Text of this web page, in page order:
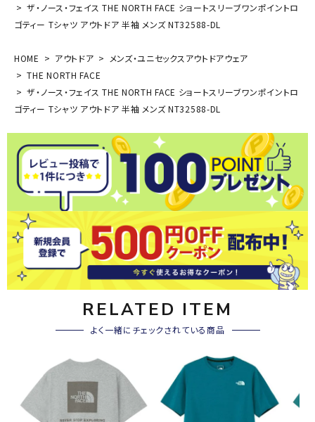
ザ・ノース・フェイス THE NORTH FACE ショートスリーブワンポイントロ
ゴティー Tシャツ アウトドア 半袖 メンズ NT32588-DL
HOME アウトドア
メンズ・ユニセックスアウトドアウェア
THE NORTH FACE
ザ・ノース・フェイス THE NORTH FACE ショートスリーブワンポイントロ
ゴティー Tシャツ アウトドア 半袖 メンズ NT32588-DL
RELATED ITEM
よく一緒にチェックされている商品